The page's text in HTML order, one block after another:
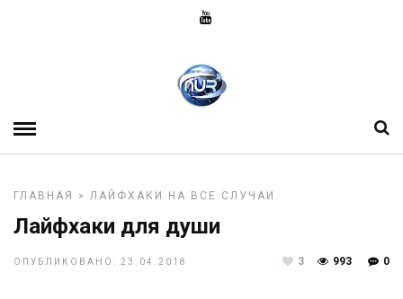
ГЛАВНАЯ » ЛАЙФХАКИ НА ВСЕ СЛУЧАИ
Лайфхаки для души
ОПУБЛИКОВАНО: 23.04.2018 0
993
3